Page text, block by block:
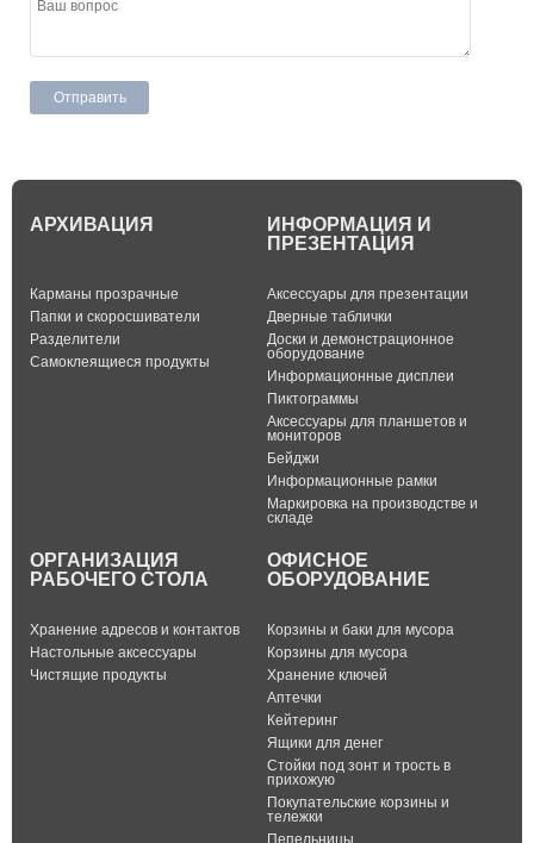
АРХИВАЦИЯ
Карманы прозрачные
Папки и скоросшиватели
Разделители
Самоклеящиеся продукты
ИНФОРМАЦИЯ И
ПРЕЗЕНТАЦИЯ
Аксессуары для презентации
Дверные таблички
Доски и демонстрационное
оборудование
Информационные дисплеи
Пиктограммы
Аксессуары для планшетов и
мониторов
Бейджи
Информационные рамки
Маркировка на производстве и
складе
ОРГАНИЗАЦИЯ
РАБОЧЕГО СТОЛА
Хранение адресов и контактов
Настольные аксессуары
Чистящие продукты
ОФИСНОЕ
ОБОРУДОВАНИЕ
Корзины и баки для мусора
Корзины для мусора
Хранение ключей
Аптечки
Кейтеринг
Ящики для денег
Стойки под зонт и трость в
прихожую
Покупательские корзины и
тележки
Пепельницы